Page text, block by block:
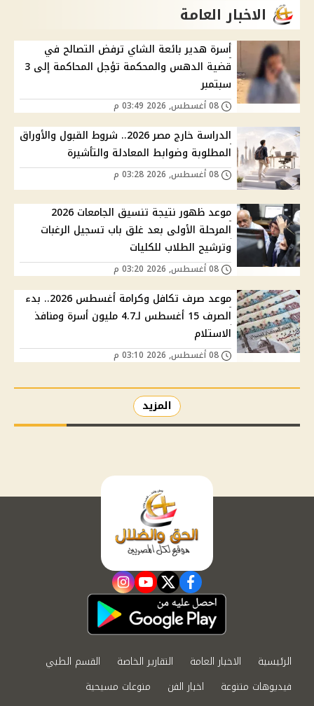
الاخبار العامة
أسرة هدير بائعة الشاي ترفض التصالح في
قضية الدهس والمحكمة تؤجل المحاكمة إلى 3
سبتمبر
الدراسة خارج مصر 2026.. شروط القبول والأوراق
المطلوبة وضوابط المعادلة والتأشيرة
موعد ظهور نتيجة تنسيق الجامعات 2026
المرحلة الأولى بعد غلق باب تسجيل الرغبات
وترشيح الطلاب للكليات
موعد صرف تكافل وكرامة أغسطس 2026.. بدء
الصرف 15 أغسطس لـ4.7 مليون أسرة ومنافذ
الاستلام
المزيد
facebook
twitter
youtube
instagram
الرئيسية الاخبار العامة التقارير الخاصة
القسم الطبي
فيديوهات متنوعة
اخبار الفن
منوعات مسيحية